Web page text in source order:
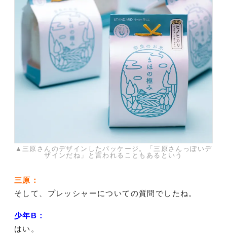
▲三原さんのデザインしたパッケージ。「三原さんっぽいデ
ザインだね」と言われることもあるという
三原：
そして、プレッシャーについての質問でしたね。
少年B：
はい。